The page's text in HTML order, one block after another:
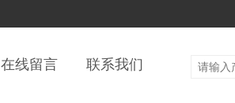
在线留言 联系我们